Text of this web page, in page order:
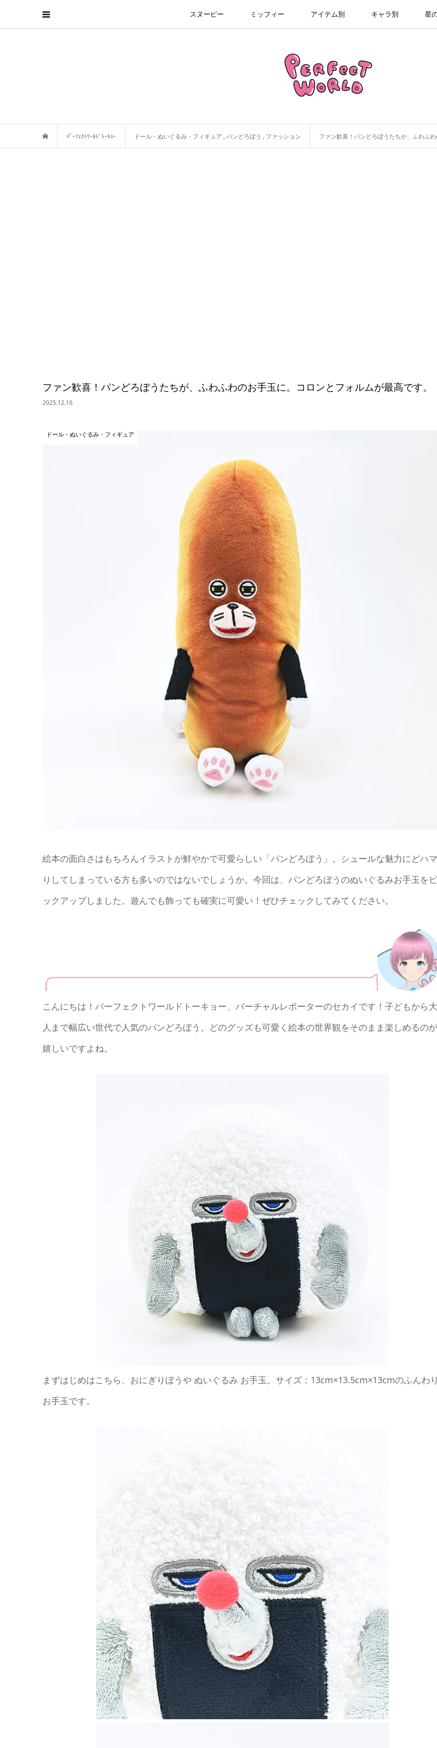
スヌーピー ミッフィー アイテム別 キャラ別 星
ﾊﾟｰﾌｪｸﾄﾜｰﾙﾄﾞﾄｰｷｮｰ ドール・ぬいぐるみ・フィギュア ,パンどろぼう , ファッション ファン歓喜！パンどろぼうたちが、ふわふ
ファン歓喜！パンどろぼうたちが、ふわふわのお手玉に。コロンとフォルムが最高です。
2025.12.16
ドール・ぬいぐるみ・フィギュア
絵本の面白さはもちろんイラストが鮮やかで可愛らしい「パンどろぼう」。シュールな魅力にどハマ
りしてしまっている方も多いのではないでしょうか。今回は、パンどろぼうのぬいぐるみお手玉をピ
ックアップしました。遊んでも飾っても確実に可愛い！ぜひチェックしてみてください。
こんにちは！パーフェクトワールドトーキョー、バーチャルレポーターのセカイです！子どもから大
人まで幅広い世代で人気のパンどろぼう。どのグッズも可愛く絵本の世界観をそのまま楽しめるのが
嬉しいですよね。
まずはじめはこちら、おにぎりぼうや ぬいぐるみ お手玉。サイズ：13cm×13.5cm×13cmのふんわり
お手玉です。